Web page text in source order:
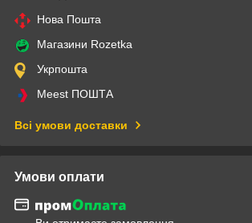
Нова Пошта
Магазини Rozetka
Укрпошта
Meest ПОШТА
Всі умови доставки
Умови оплати